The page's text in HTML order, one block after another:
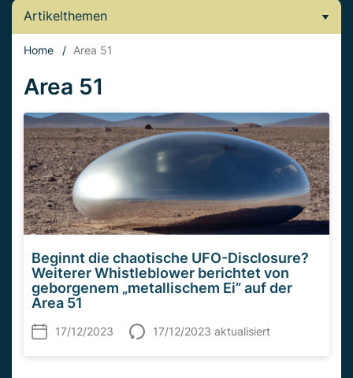
Artikelthemen
Home / Area 51
Area 51
Beginnt die chaotische UFO-Disclosure?
Weiterer Whistleblower berichtet von
geborgenem „metallischem Ei” auf der
Area 51
17/12/2023 17/12/2023 aktualisiert